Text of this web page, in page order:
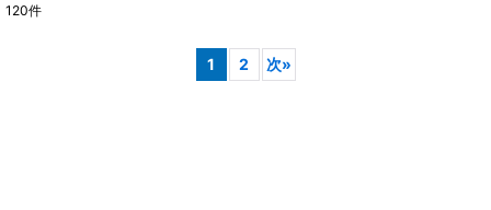
120件
1 2 次»